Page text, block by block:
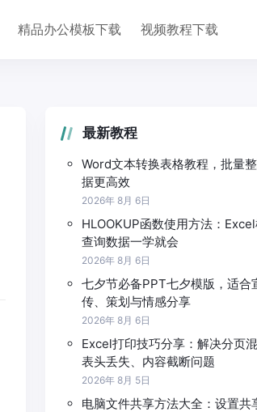
精品办公模板下载 视频教程下载
最新教程
Word文本转换表格教程，批量
据更高效
2026年 8月 6日
HLOOKUP函数使用方法：Excel
查询数据一学就会
2026年 8月 6日
七夕节必备PPT七夕模版，适合
传、策划与情感分享
2026年 8月 6日
Excel打印技巧分享：解决分页混
表头丢失、内容截断问题
2026年 8月 5日
电脑文件共享方法大全：设置共